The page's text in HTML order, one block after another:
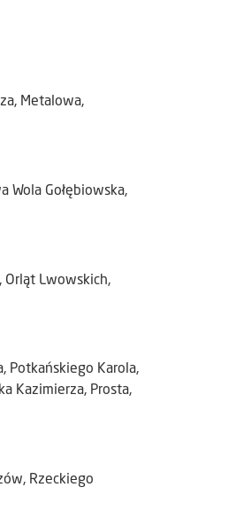
Metalowa,
Wola Gołębiowska,
Orląt Lwowskich,
Potkańskiego Karola,
Kazimierza, Prosta,
Rzeckiego